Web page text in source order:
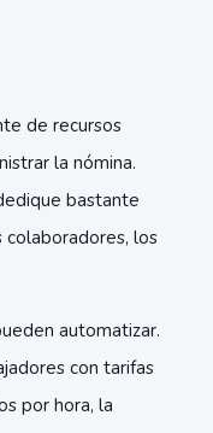
de recursos
la nómina.
bastante
colaboradores, los
automatizar.
con tarifas
por hora, la